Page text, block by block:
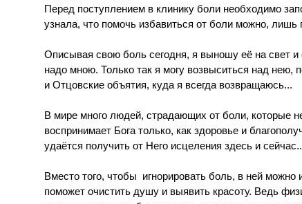
Перед поступлением в клинику боли необходимо
узнала, что помочь избавиться от боли можно, лишь
Описывая свою боль сегодня, я выношу её на свет и
надо мною. Только так я могу возвыситься над нею,
и Отцовские объятия, куда я всегда возвращаюсь...
В мире много людей, страдающих от боли, которые
воспринимает Бога только, как здоровье и
удаётся получить от Него исцеления здесь и
Вместо того, чтобы  игнорировать боль, в ней
поможет очистить душу и выявить красоту. Ведь